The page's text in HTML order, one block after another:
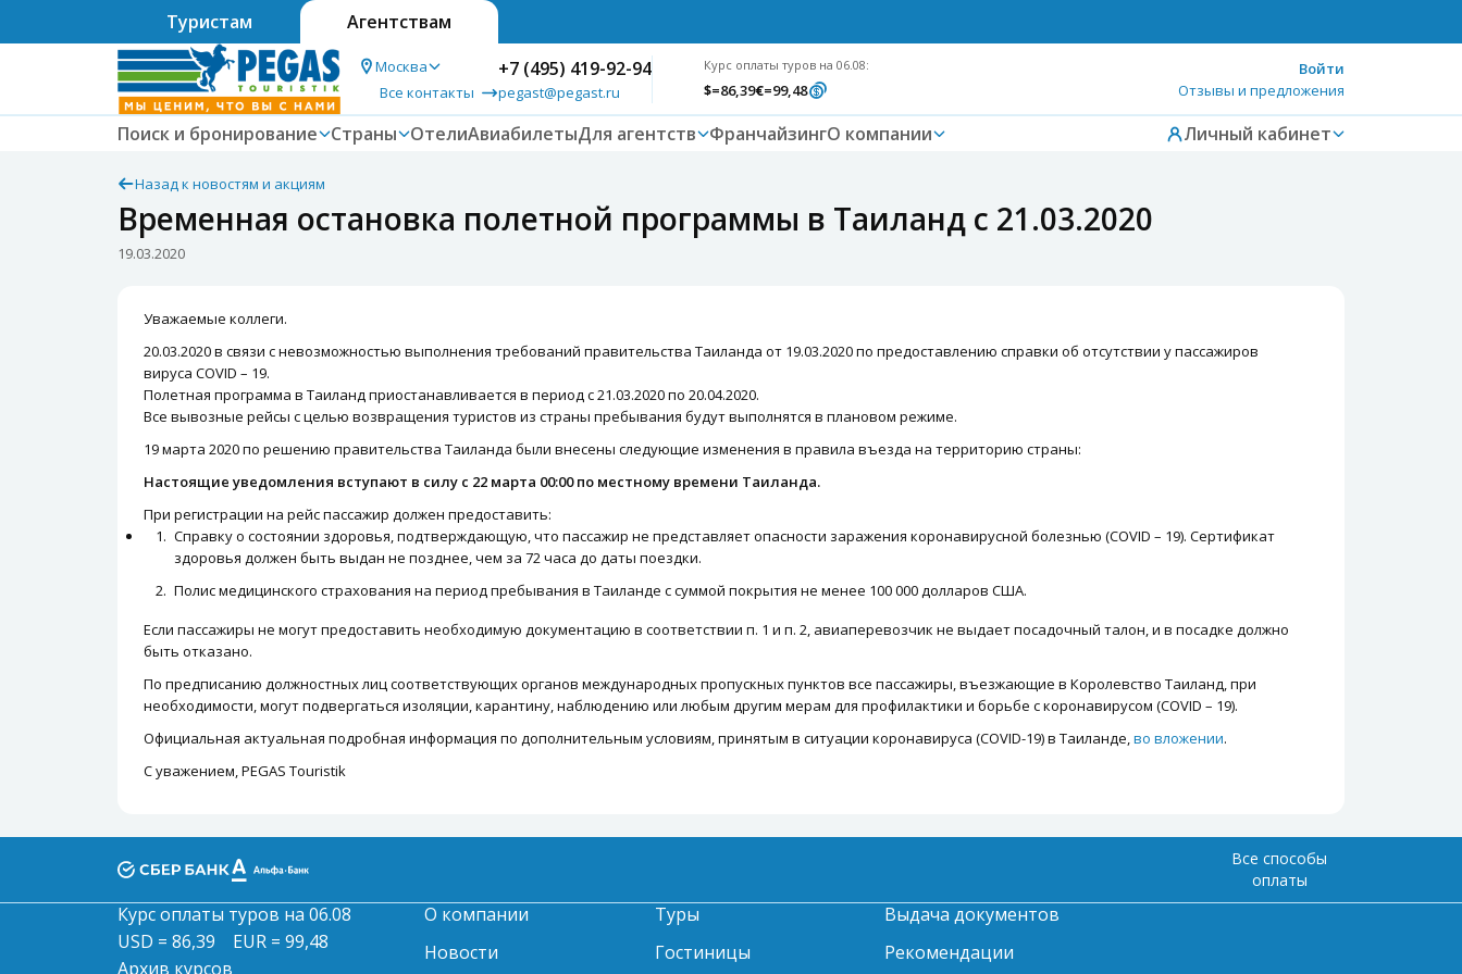
Туристам Агентствам
Москва
Все контакты
+7 (495) 419-92-94
pegast@pegast.ru
Курс оплаты туров на 06.08:
$=86,39€=99,48
Войти
Отзывы и предложения
Поиск и бронирование Страны ОтелиАвиабилетыДля агентств ФранчайзингО компании Личный кабинет
Назад к новостям и акциям
Временная остановка полетной программы в Таиланд с 21.03.2020
19.03.2020
Уважаемые коллеги.
20.03.2020 в связи с невозможностью выполнения требований правительства Таиланда от 19.03.2020 по предоставлению справки об отсутствии у пассажиров
вируса COVID – 19.
Полетная программа в Таиланд приостанавливается в период с 21.03.2020 по 20.04.2020.
Все вывозные рейсы с целью возвращения туристов из страны пребывания будут выполнятся в плановом режиме.
19 марта 2020 по решению правительства Таиланда были внесены следующие изменения в правила въезда на территорию страны:
Настоящие уведомления вступают в силу с 22 марта 00:00 по местному времени Таиланда.
При регистрации на рейс пассажир должен предоставить:
Справку о состоянии здоровья, подтверждающую, что пассажир не представляет опасности заражения коронавирусной болезнью (COVID – 19). Сертификат
здоровья должен быть выдан не позднее, чем за 72 часа до даты поездки.
Полис медицинского страхования на период пребывания в Таиланде с суммой покрытия не менее 100 000 долларов США.
Если пассажиры не могут предоставить необходимую документацию в соответствии п. 1 и п. 2, авиаперевозчик не выдает посадочный талон, и в посадке должно
быть отказано.
По предписанию должностных лиц соответствующих органов международных пропускных пунктов все пассажиры, въезжающие в Королевство Таиланд, при
необходимости, могут подвергаться изоляции, карантину, наблюдению или любым другим мерам для профилактики и борьбе с коронавирусом (COVID – 19).
Официальная актуальная подробная информация по дополнительным условиям, принятым в ситуации коронавируса (COVID-19) в Таиланде,во вложении.
С уважением, PEGAS Touristik
Все способы
оплаты
Курс оплаты туров на 06.08
USD = 86,39
EUR = 99,48
Архив курсов
О компании
Новости
Туры
Гостиницы
Выдача документов
Рекомендации